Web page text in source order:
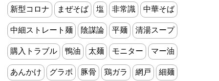
新型コロナ まぜそば 塩 非常識 中華そば
中細ストレート麺 陰謀論 平麺 清湯スープ
購入トラブル 鴨油 太麺 モニター マー油
あんかけ グラボ 豚骨 鶏ガラ 網戸 細麺